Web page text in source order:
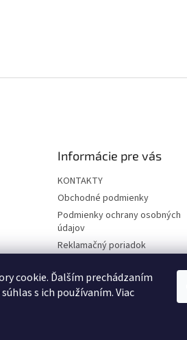
cookie. Ďalším prechádzaním
s ich používaním. Viac
Informácie pre vás
KONTAKTY
Obchodné podmienky
Podmienky ochrany osobných
údajov
Reklamačný poriadok
zmluvy
Reklamačný formulár